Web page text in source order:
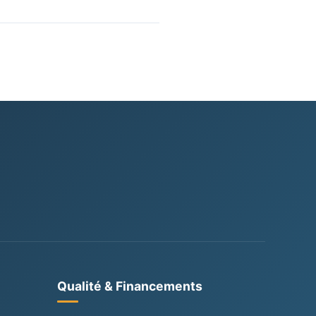
Qualité & Financements